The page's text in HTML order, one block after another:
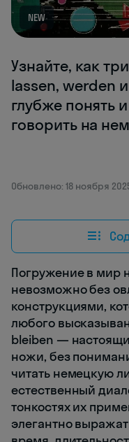
NEW
Узнайте, как
lassen, werden
глубже понять
говорить на
Обновлено: 18 ноября
Погружение в мир
невозможно без
конструкциями,
любого
bleiben —
ножи, без
читать немецкую
естественный
тонкостях их
элегантно